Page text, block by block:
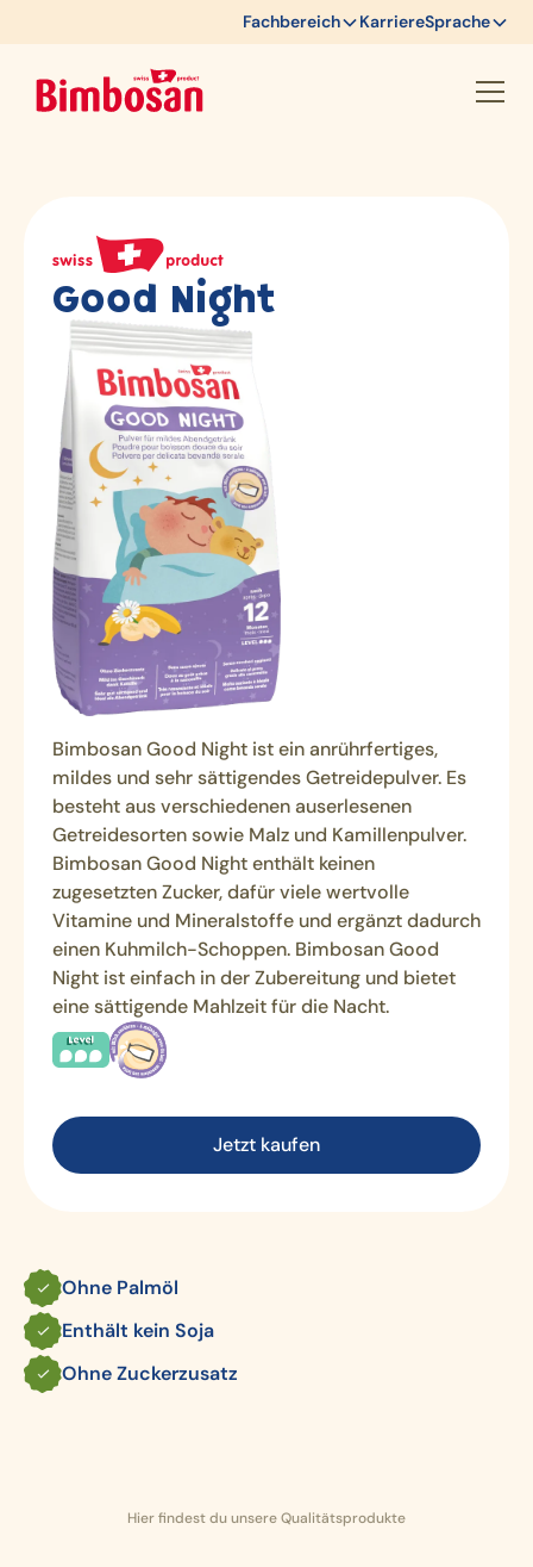
Fachbereich KarriereSprache
Good Night
Bimbosan Good Night ist ein anrührfertiges,
mildes und sehr sättigendes Getreidepulver. Es
besteht aus verschiedenen auserlesenen
Getreidesorten sowie Malz und Kamillenpulver.
Bimbosan Good Night enthält keinen
zugesetzten Zucker, dafür viele wertvolle
Vitamine und Mineralstoffe und ergänzt dadurch
einen Kuhmilch-Schoppen. Bimbosan Good
Night ist einfach in der Zubereitung und bietet
eine sättigende Mahlzeit für die Nacht.
Jetzt kaufen
Ohne Palmöl
Enthält kein Soja
Ohne Zuckerzusatz
Hier findest du unsere Qualitätsprodukte